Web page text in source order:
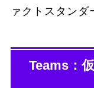
ァクトスタンダ
Teams：